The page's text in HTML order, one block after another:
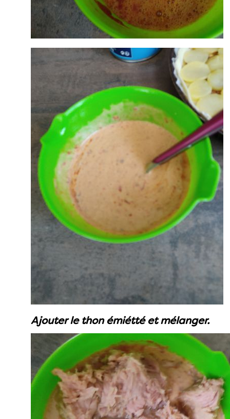
Ajouter le thon émiétté et mélanger.